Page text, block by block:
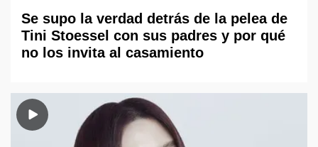
Se supo la verdad detrás de la pelea de
Tini Stoessel con sus padres y por qué
no los invita al casamiento